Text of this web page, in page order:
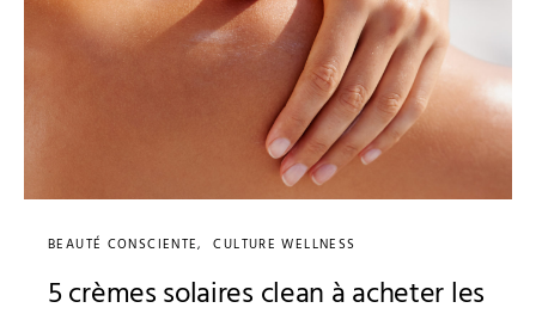
BEAUTÉ CONSCIENTE CULTURE WELLNESS
5 crèmes solaires clean à acheter les